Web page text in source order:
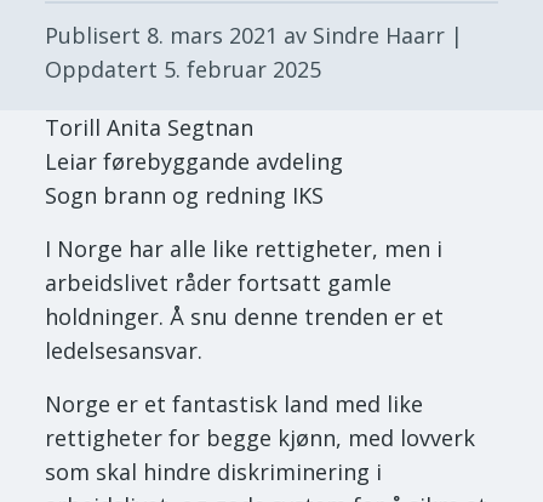
Publisert 8. mars 2021 av Sindre Haarr |
Oppdatert 5. februar 2025
Torill Anita Segtnan
Leiar førebyggande avdeling
Sogn brann og redning IKS
I Norge har alle like rettigheter, men i
arbeidslivet råder fortsatt gamle
holdninger. Å snu denne trenden er et
ledelsesansvar.
Norge er et fantastisk land med like
rettigheter for begge kjønn, med lovverk
som skal hindre diskriminering i